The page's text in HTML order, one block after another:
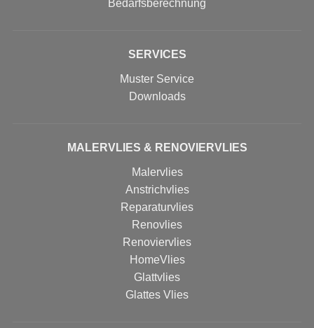
Bedarfsberechnung
SERVICES
Muster Service
Downloads
MALERVLIES & RENOVIERVLIES
Malervlies
Anstrichvlies
Reparaturvlies
Renovlies
Renoviervlies
HomeVlies
Glattvlies
Glattes Vlies